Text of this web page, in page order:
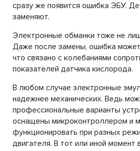
сразу же появится ошибка ЭБУ.
заменяют.
Электронные обманки тоже не
Даже после замены, ошибка может
что связано с колебаниями
показателей датчика кислорода.
В любом случае электронные
надежнее механических. Ведь
профессиональные варианты
оснащены микроконтроллером и
функционировать при разных
двигателя. В тот или иной момент